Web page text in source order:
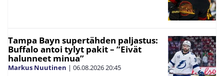
Tampa Bayn supertähden paljastus:
Buffalo antoi tylyt pakit – ”Eivät
halunneet minua”
Markus Nuutinen | 06.08.202620:45